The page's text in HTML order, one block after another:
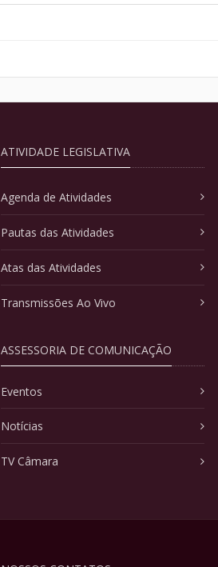
ATIVIDADE LEGISLATIVA
Agenda de Atividades
Pautas das Atividades
Atas das Atividades
Transmissões Ao Vivo
ASSESSORIA DE COMUNICAÇÃO
Eventos
Notícias
TV Câmara